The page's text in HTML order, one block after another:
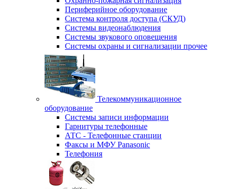
Периферийное оборудование
Система контроля доступа (СКУД)
Системы видеонаблюдения
Системы звукового оповещения
Системы охраны и сигнализации прочее
Телекоммуникационное
оборудование
Системы записи информации
Гарнитуры телефонные
АТС - Телефонные станции
Факсы и МФУ Panasonic
Телефония